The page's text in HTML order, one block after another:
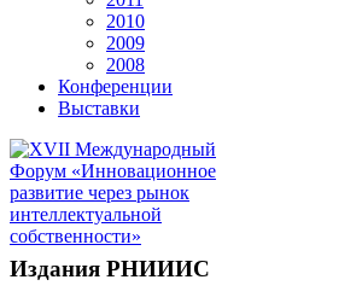
2010
2009
2008
Конференции
Выставки
Издания РНИИИС